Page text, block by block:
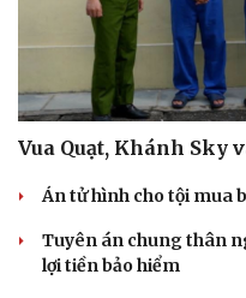
Âm nhạc
Vua Quạt, Khánh Sky
Án tử hình cho tội mua
Tuyên án chung thân
lợi tiền bảo hiểm